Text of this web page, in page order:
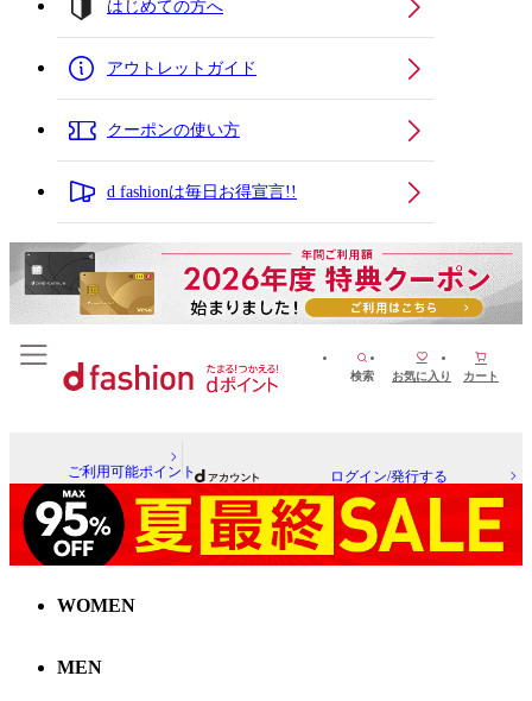
はじめての方へ
アウトレットガイド
クーポンの使い方
d fashionは毎日お得宣言!!
検索 お気に入り カート
ご利用可能ポイント ログイン/発行する
WOMEN
MEN